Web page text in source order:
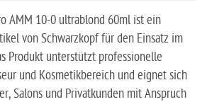
AMM 10-0 ultrablond 60ml ist ein
von Schwarzkopf für den Einsatz im
Produkt unterstützt professionelle
und Kosmetikbereich und eignet sich
Salons und Privatkunden mit Anspruch